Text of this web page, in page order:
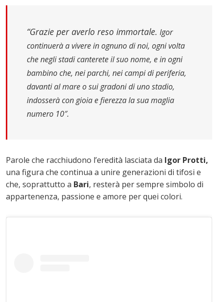
“Grazie per averlo reso immortale. Igor
continuerà a vivere in ognuno di noi, ogni volta
che negli stadi canterete il suo nome, e in ogni
bambino che, nei parchi, nei campi di periferia,
davanti al mare o sui gradoni di uno stadio,
indosserà con gioia e fierezza la sua maglia
numero 10″.
Parole che racchiudono l’eredità lasciata da Igor Protti,
una figura che continua a unire generazioni di tifosi e
che, soprattutto a Bari, resterà per sempre simbolo di
appartenenza, passione e amore per quei colori.